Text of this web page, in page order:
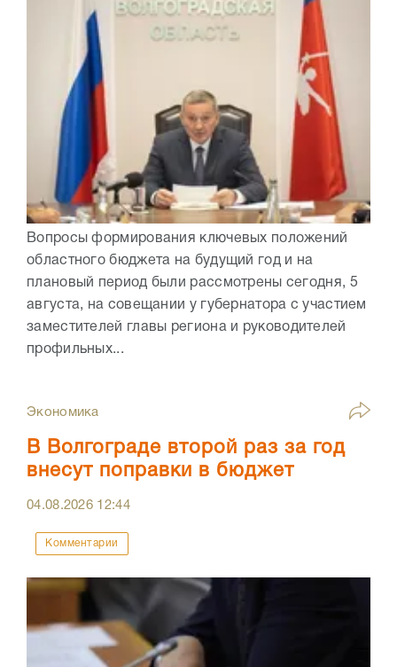
Вопросы формирования ключевых положений
областного бюджета на будущий год и на
плановый период были рассмотрены сегодня, 5
августа, на совещании у губернатора с участием
заместителей главы региона и руководителей
профильных...
Экономика
В Волгограде второй раз за год
внесут поправки в бюджет
04.08.2026 12:44
Комментарии